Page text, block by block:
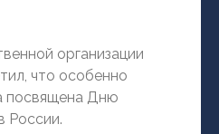
организации
что особенно
посвящена Дню
России.